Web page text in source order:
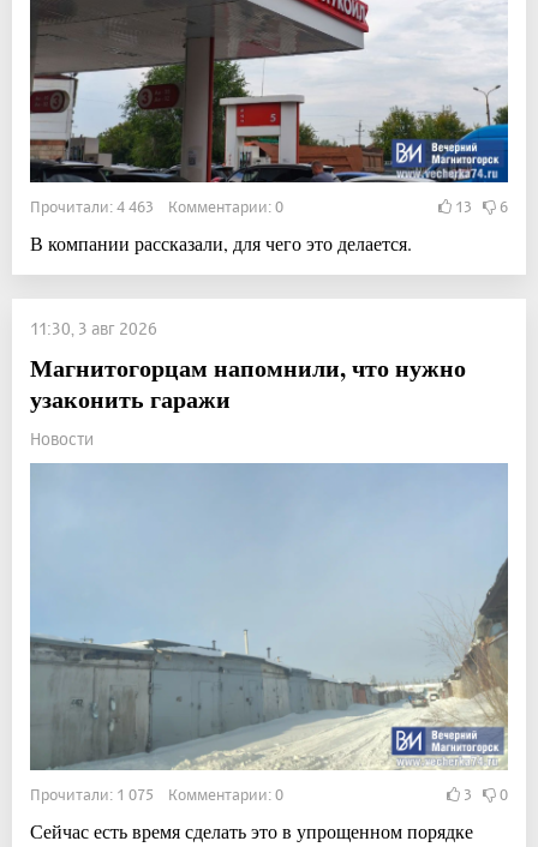
Прочитали: 4 463 Комментарии: 0 13 6
В компании рассказали, для чего это делается.
11:30, 3 авг 2026
Магнитогорцам напомнили, что нужно
узаконить гаражи
Новости
Прочитали: 1 075 Комментарии: 0 3 0
Сейчас есть время сделать это в упрощенном порядке